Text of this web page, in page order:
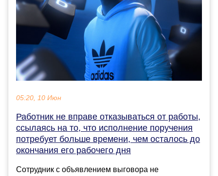
05:20, 10 Июн
Работник не вправе отказываться от работы,
ссылаясь на то, что исполнение поручения
потребует больше времени, чем осталось до
окончания его рабочего дня
Сотрудник с объявлением выговора не